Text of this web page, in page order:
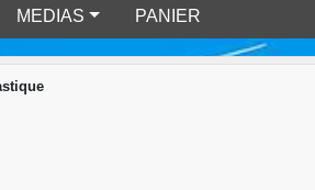
MEDIAS PANIER